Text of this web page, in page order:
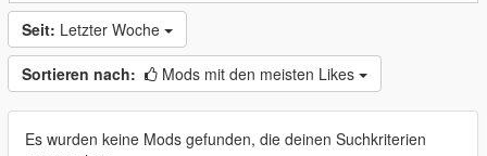
Seit: Letzter Woche
Sortieren nach: Mods mit den meisten Likes
Es wurden keine Mods gefunden, die deinen Suchkriterien